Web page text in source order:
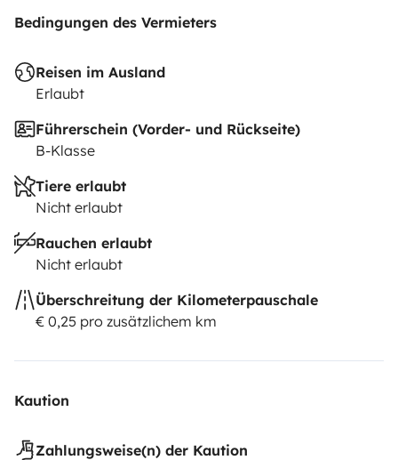
Bedingungen des Vermieters
Reisen im Ausland
Erlaubt
Führerschein (Vorder- und Rückseite)
B-Klasse
Tiere erlaubt
Nicht erlaubt
Rauchen erlaubt
Nicht erlaubt
Überschreitung der Kilometerpauschale
€ 0,25 pro zusätzlichem km
Kaution
Zahlungsweise(n) der Kaution